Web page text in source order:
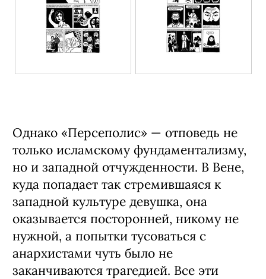
Однако «Персеполис» — отповедь не
только исламскому фундаментализмy,
но и западной отчужденности. В Вене,
куда попадает так стремившаяся к
западной культуре девушка, она
оказывается посторонней, никому не
нужной, а попытки тусоваться с
анархистами чуть было не
заканчиваются трагедией. Все эти